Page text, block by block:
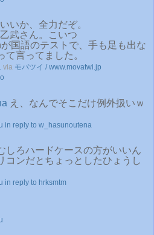
いか、全力だぞ。
武さん。こいつ
国語のテストで、手も足も出な
て言ってました。
via モバツイ / www.movatwi.jp
え、なんでそこだけ例外扱いｗ
in reply to w_hasunoutena
しろハードケースの方がいいん
コンだとちょっとしたひょうし
in reply to hrksmtm